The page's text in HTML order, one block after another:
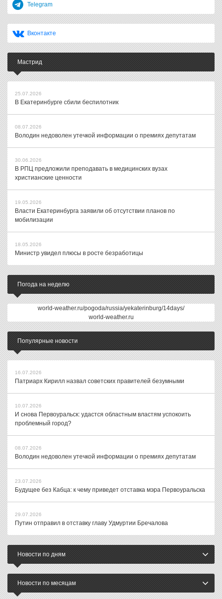
Telegram
Вконтакте
Мастрид
25.07.2026
В Екатеринбурге сбили беспилотник
08.07.2026
Володин недоволен утечкой информации о премиях депутатам
30.06.2026
В РПЦ предложили преподавать в медицинских вузах
христианские ценности
19.05.2026
Власти Екатеринбурга заявили об отсутствии планов по
мобилизации
18.05.2026
Министр увидел плюсы в росте безработицы
Погода на неделю
world-weather.ru/pogoda/russia/yekaterinburg/14days/
world-weather.ru
Популярные новости
16.07.2026
Патриарх Кирилл назвал советских правителей безумными
10.07.2026
И снова Первоуральск: удастся областным властям успокоить
проблемный город?
08.07.2026
Володин недоволен утечкой информации о премиях депутатам
23.07.2026
Будущее без Кабца: к чему приведет отставка мэра Первоуральска
29.07.2026
Путин отправил в отставку главу Удмуртии Бречалова
Новости по дням
Новости по месяцам